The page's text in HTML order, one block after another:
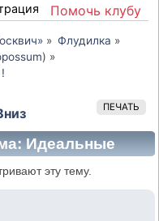
Помочь клубу
» Флудилка »
) »
ПЕЧАТЬ
Идеальные
эту тему.